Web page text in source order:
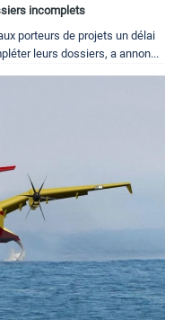
incomplets
porteurs de projets un délai
leurs dossiers, a annon...